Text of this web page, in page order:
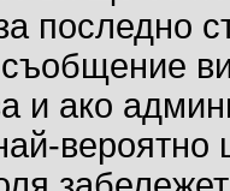
последно
и ако